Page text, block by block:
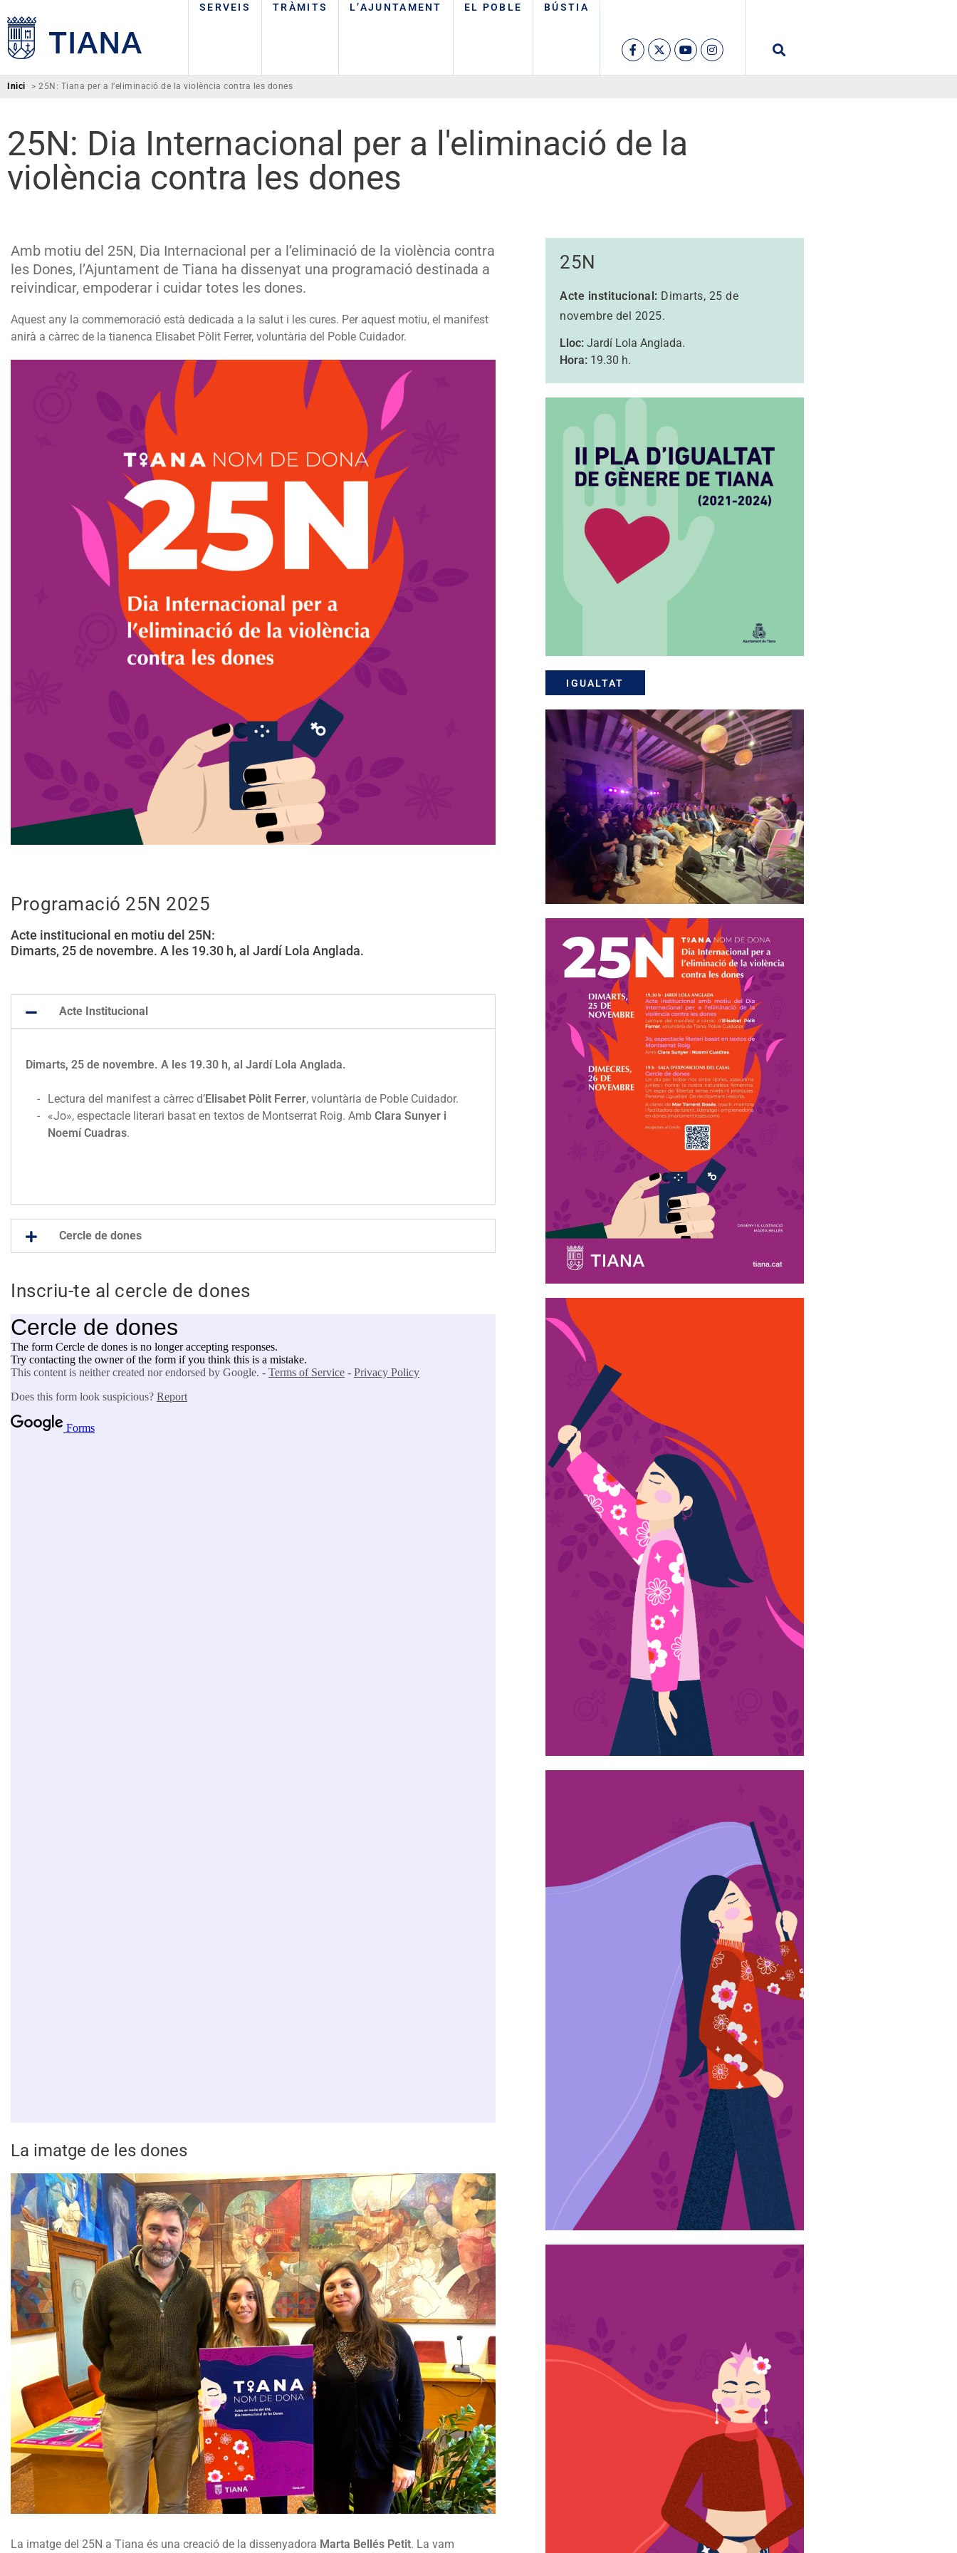
SERVEIS TRÀMITS L’AJUNTAMENT EL POBLE BÚSTIA
Inici > 25N: Tiana per a l’eliminació de la violència contra les dones
25N: Dia Internacional per a l'eliminació de la
violència contra les dones
Amb motiu del 25N, Dia Internacional per a l’eliminació de la violència contra
les Dones, l’Ajuntament de Tiana ha dissenyat una programació destinada a
reivindicar, empoderar i cuidar totes les dones.
Aquest any la commemoració està dedicada a la salut i les cures. Per aquest motiu, el manifest
anirà a càrrec de la tianenca Elisabet Pòlit Ferrer, voluntària del Poble Cuidador.
Programació 25N 2025
Acte institucional en motiu del 25N:
Dimarts, 25 de novembre. A les 19.30 h, al Jardí Lola Anglada.
Acte Institucional
Dimarts, 25 de novembre. A les 19.30 h, al Jardí Lola Anglada.
Lectura del manifest a càrrec d’Elisabet Pòlit Ferrer, voluntària de Poble Cuidador.
«Jo», espectacle literari basat en textos de Montserrat Roig. Amb Clara Sunyer i
Noemí Cuadras.
Cercle de dones
Inscriu-te al cercle de dones
La imatge de les dones
La imatge del 25N a Tiana és una creació de la dissenyadora Marta Bellés Petit. La vam
25N
Acte institucional: Dimarts, 25 de
novembre del 2025.
Lloc: Jardí Lola Anglada.
Hora: 19.30 h.
IGUALTAT